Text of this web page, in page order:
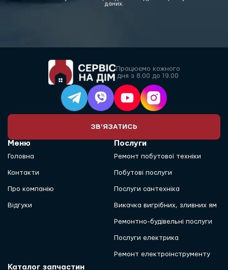
даних.
Працюємо кожного
дня з 8.00 до 19.00
ЗВ’ЯЗАТИСЬ
Меню
Головна
Контакти
Про компанію
Відгуки
Послуги
Ремонт побутової техніки
Побутові послуги
Послуги сантехніка
Викачка вигрібних, зливних ям
Ремонтно-будівельні послуги
Послуги електрика
Ремонт електроінструменту
Каталог запчастин